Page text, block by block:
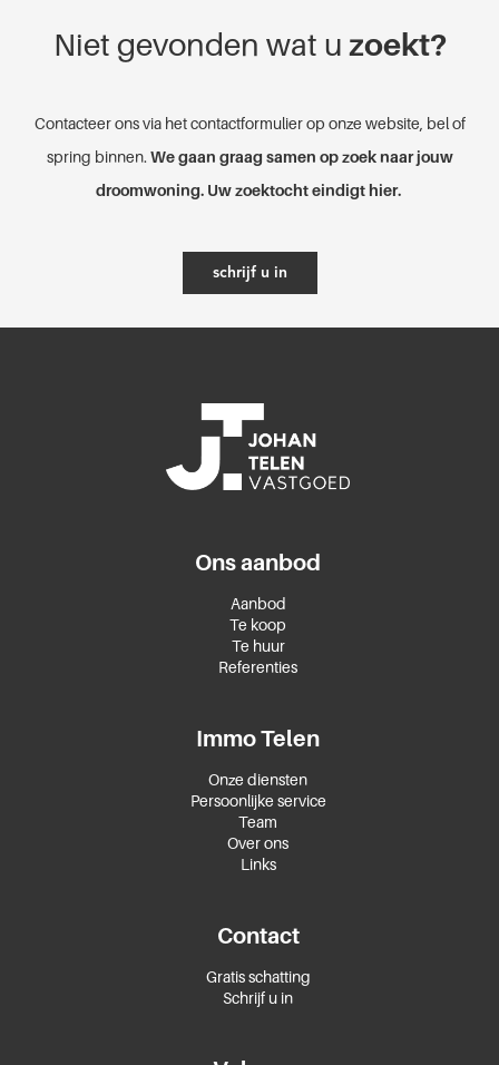
Niet gevonden wat u zoekt?
Contacteer ons via het contactformulier op onze website, bel of
spring binnen. We gaan graag samen op zoek naar jouw
droomwoning. Uw zoektocht eindigt hier.
schrijf u in
Ons aanbod
Aanbod
Te koop
Te huur
Referenties
Immo Telen
Onze diensten
Persoonlijke service
Team
Over ons
Links
Contact
Gratis schatting
Schrijf u in